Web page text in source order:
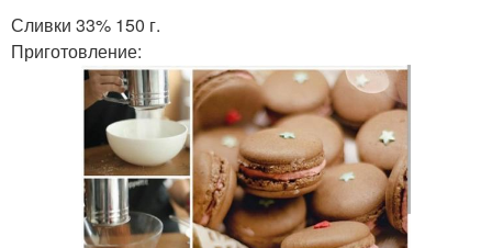
Сливки 33% 150 г.
Приготовление: